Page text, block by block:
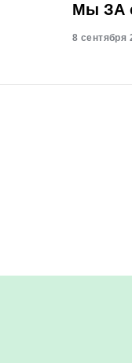
Мы ЗА
8 сентября